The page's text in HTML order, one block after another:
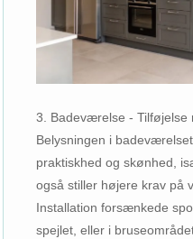
3. Badeværelse - Tilføjelse
Belysningen i
praktiskhed og skønhed,
også stiller højere krav på
Installation forsænkede
spejlet, eller i